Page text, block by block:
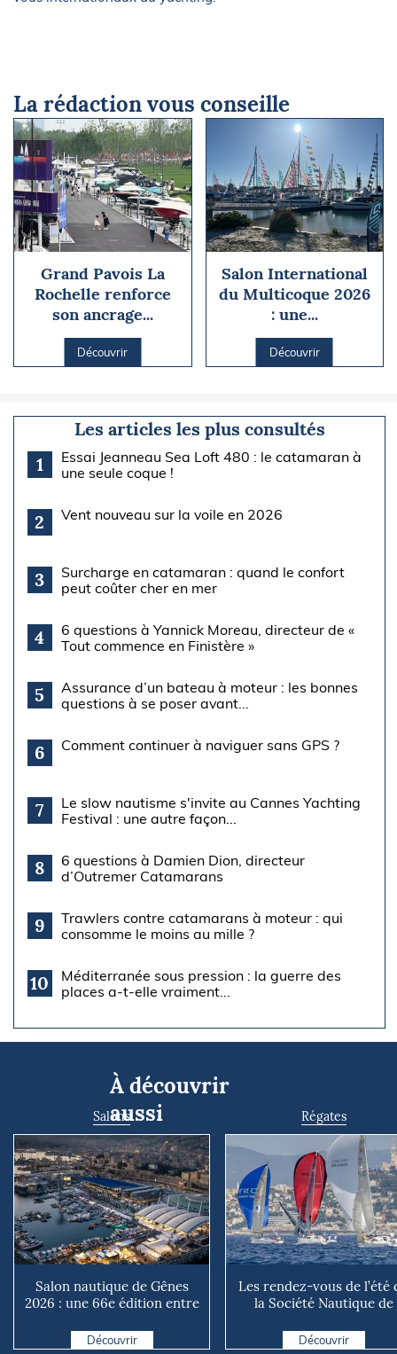
La rédaction vous conseille
Grand Pavois La
Rochelle renforce
son ancrage...
Découvrir
Salon International
du Multicoque 2026
: une...
Découvrir
Les articles les plus consultés
1
Essai Jeanneau Sea Loft 480 : le catamaran à
une seule coque !
2 Vent nouveau sur la voile en 2026
3
Surcharge en catamaran : quand le confort
peut coûter cher en mer
4
6 questions à Yannick Moreau, directeur de «
Tout commence en Finistère »
5
Assurance d’un bateau à moteur : les bonnes
questions à se poser avant...
6 Comment continuer à naviguer sans GPS ?
7
Le slow nautisme s'invite au Cannes Yachting
Festival : une autre façon...
8
6 questions à Damien Dion, directeur
d’Outremer Catamarans
9
Trawlers contre catamarans à moteur : qui
consomme le moins au mille ?
10
Méditerranée sous pression : la guerre des
places a-t-elle vraiment...
À découvrir
aussi
Salons
Salon nautique de Gênes
2026 : une 66e édition entre
Découvrir
Régates
Les rendez-vous de l’été
la Société Nautique de
Découvrir